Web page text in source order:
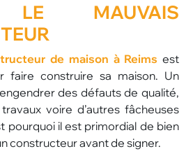
LE MAUVAIS
de maison à Reims est
faire construire sa maison. Un
des défauts de qualité,
voire d’autres fâcheuses
pourquoi il est primordial de bien
constructeur avant de signer.